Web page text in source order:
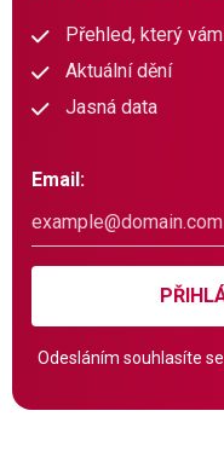
Přehled, který
Aktuální dění
Jasná data
Email:
Odesláním souhlasíte se